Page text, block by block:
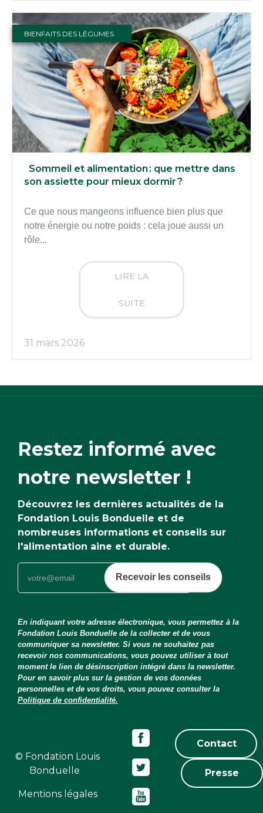
BIENFAITS DES LÉGUMES
Sommeil et alimentation : que mettre dans
son assiette pour mieux dormir ?
Ce que nous mangeons influence bien plus que
notre énergie ou notre poids : cela joue aussi un
rôle...
LIRE LA
SUITE
31 mars 2026
Restez informé avec
notre newsletter !
Découvrez les dernières actualités de la
Fondation Louis Bonduelle et de
nombreuses informations et conseils sur
l'alimentation aine et durable.
Recevoir les conseils
En indiquant votre adresse électronique, vous permettez à la
Fondation Louis Bonduelle de la collecter et de vous
communiquer sa newsletter. Si vous ne souhaitez pas
recevoir nos communications, vous pouvez utiliser à tout
moment le lien de désinscription intégré dans la newsletter.
Pour en savoir plus sur la gestion de vos données
personnelles et de vos droits, vous pouvez consulter la
Politique de confidentialité.
© Fondation Louis
Bonduelle
Mentions légales
Contact
Presse